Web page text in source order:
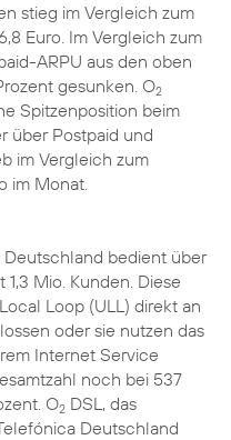
stieg im Vergleich zum
Euro. Im Vergleich zum
ARPU aus den oben
gesunken. O2
Spitzenposition beim
über Postpaid und
im Vergleich zum
im Monat.
bedient über
Mio. Kunden. Diese
Loop (ULL) direkt an
oder sie nutzen das
Internet Service
noch bei 537
O2 DSL, das
Deutschland